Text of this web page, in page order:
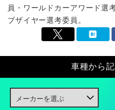
員・ワールドカーアワード選
ブザイヤー選考委員。
車種から